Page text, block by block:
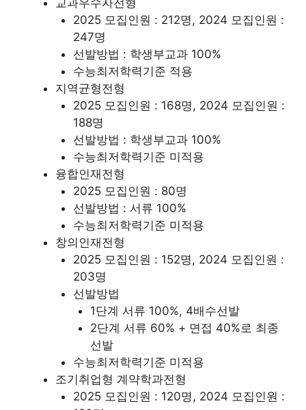
교과우수자전형
2025 모집인원 : 212명, 2024 모집인원 :
247명
선발방법 : 학생부교과 100%
수능최저학력기준 적용
지역균형전형
2025 모집인원 : 168명, 2024 모집인원 :
188명
선발방법 : 학생부교과 100%
수능최저학력기준 미적용
융합인재전형
2025 모집인원 : 80명
선발방법 : 서류 100%
수능최저학력기준 미적용
창의인재전형
2025 모집인원 : 152명, 2024 모집인원 :
203명
선발방법
1단계 서류 100%, 4배수선발
2단계 서류 60% + 면접 40%로 최종
선발
수능최저학력기준 미적용
조기취업형 계약학과전형
2025 모집인원 : 120명, 2024 모집인원 :